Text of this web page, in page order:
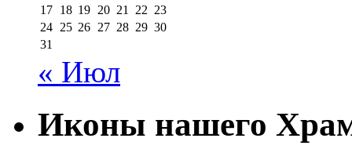
17 18 19 20 21 22 23
24 25 26 27 28 29 30
31
« Июл
Иконы нашего